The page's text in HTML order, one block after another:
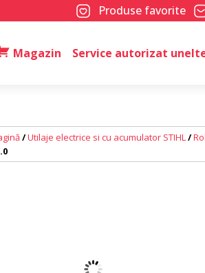
Produse favorite
Magazin Service autorizat
/Utilaje electrice si cu acumulator STIHL/